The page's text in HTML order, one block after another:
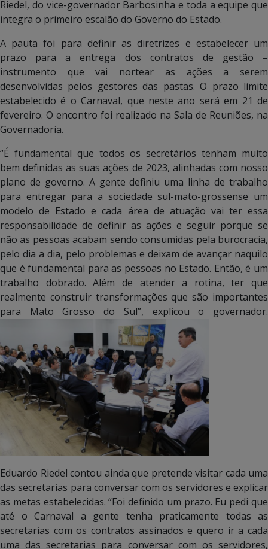
Riedel, do vice-governador Barbosinha e toda a equipe que
integra o primeiro escalão do Governo do Estado.
A pauta foi para definir as diretrizes e estabelecer um
prazo para a entrega dos contratos de gestão –
instrumento que vai nortear as ações a serem
desenvolvidas pelos gestores das pastas. O prazo limite
estabelecido é o Carnaval, que neste ano será em 21 de
fevereiro. O encontro foi realizado na Sala de Reuniões, na
Governadoria.
“É fundamental que todos os secretários tenham muito
bem definidas as suas ações de 2023, alinhadas com nosso
plano de governo. A gente definiu uma linha de trabalho
para entregar para a sociedade sul-mato-grossense um
modelo de Estado e cada área de atuação vai ter essa
responsabilidade de definir as ações e seguir porque se
não as pessoas acabam sendo consumidas pela burocracia,
pelo dia a dia, pelo problemas e deixam de avançar naquilo
que é fundamental para as pessoas no Estado. Então, é um
trabalho dobrado. Além de atender a rotina, ter que
realmente construir transformações que são importantes
para Mato Grosso do Sul”, explicou o governador.
Eduardo Riedel contou ainda que pretende visitar cada uma
das secretarias para conversar com os servidores e explicar
as metas estabelecidas. “Foi definido um prazo. Eu pedi que
até o Carnaval a gente tenha praticamente todas as
secretarias com os contratos assinados e quero ir a cada
uma das secretarias para conversar com os servidores,